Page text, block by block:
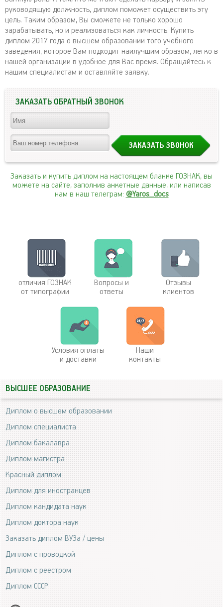
руководящую должность, диплом поможет осуществить эту
цель. Таким образом, Вы сможете не только хорошо
зарабатывать, но и реализоваться как личность. Купить
диплом 2017 года о высшем образовании того учебного
заведения, которое Вам подходит наилучшим образом, легко в
нашей организации в удобное для Вас время. Обращайтесь к
нашим специалистам и оставляйте заявку.
ЗАКАЗАТЬ ОБРАТНЫЙ ЗВОНОК
Заказать и купить диплом на настоящем бланке ГОЗНАК, вы
можете на сайте, заполнив анкетные данные, или написав
нам в наш телеграм: @Yaros_docs
отличия ГОЗНАК
от типографии
Вопросы и
ответы
Отзывы
клиентов
Условия оплаты
и доставки
Наши
контакты
ВЫСШЕЕ ОБРАЗОВАНИЕ
Диплом о высшем образовании
Диплом специалиста
Диплом бакалавра
Диплом магистра
Красный диплом
Диплом для иностранцев
Диплом кандидата наук
Диплом доктора наук
Заказать диплом ВУЗа / цены
Диплом с проводкой
Диплом с реестром
Диплом СССР